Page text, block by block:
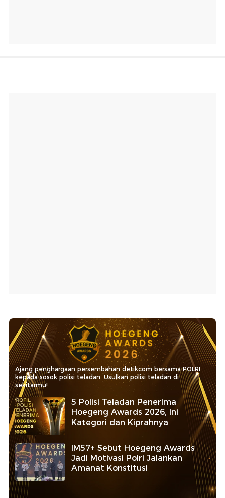
Ajang penghargaan persembahan detikcom bersama POLRI
kepada sosok polisi teladan. Usulkan polisi teladan di
sekitarmu!
5 Polisi Teladan Penerima
Hoegeng Awards 2026, Ini
Kategori dan Kiprahnya
IM57+ Sebut Hoegeng Awards
Jadi Motivasi Polri Jalankan
Amanat Konstitusi